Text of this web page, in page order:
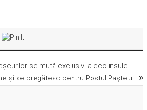
se mută exclusiv la eco-insule
și se pregătesc pentru Postul Paștelui